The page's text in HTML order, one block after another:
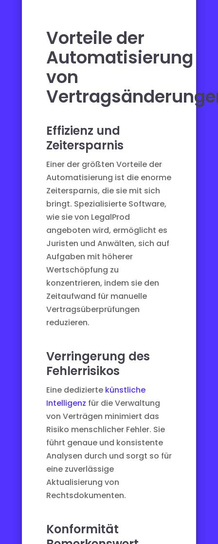
Vorteile der
Automatisierung
von
Effizienz und
Zeitersparnis
Einer der größten Vorteile der
Automatisierung ist die enorme
Zeitersparnis, die sie mit sich
bringt. Spezialisierte Software,
wie sie von LegalProd
angeboten wird, ermöglicht es
Juristen und Anwälten, sich auf
Aufgaben mit höherer
Wertschöpfung zu
konzentrieren, indem sie den
Zeitaufwand für manuelle
Vertragsüberprüfungen
reduzieren.
Verringerung des
Fehlerrisikos
Eine dedizierte künstliche
Intelligenz für die Verwaltung
von Verträgen minimiert das
Risiko menschlicher Fehler. Sie
führt genaue und konsistente
Analysen durch und sorgt so für
eine zuverlässige
Aktualisierung von
Rechtsdokumenten.
Konformität